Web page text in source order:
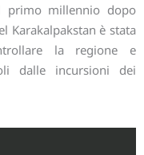
primo millennio dopo
Karakalpakstan è stata
la regione e
dalle incursioni dei